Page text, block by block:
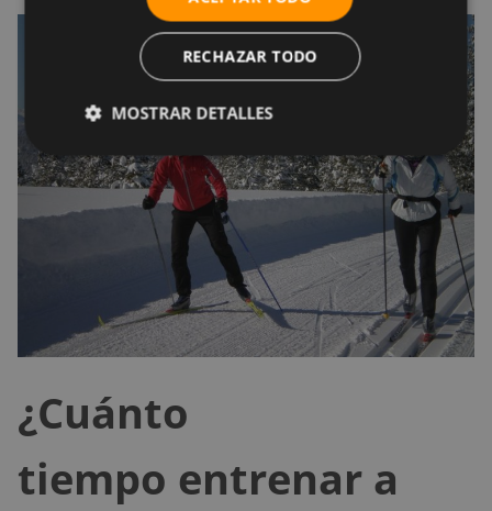
¿Cuánto
tiempo entrenar a
RECHAZAR TODO
MOSTRAR DETALLES